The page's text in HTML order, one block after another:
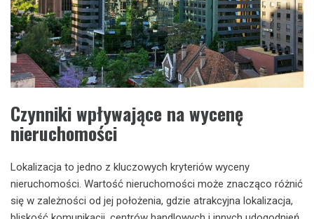
Czynniki wpływające na wycenę
nieruchomości
Lokalizacja to jedno z kluczowych kryteriów wyceny
nieruchomości. Wartość nieruchomości może znacząco różnić
się w zależności od jej położenia, gdzie atrakcyjna lokalizacja,